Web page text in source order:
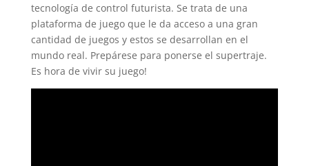
tecnología de control futurista. Se trata de una
plataforma de juego que le da acceso a una gran
cantidad de juegos y estos se desarrollan en el
mundo real. Prepárese para ponerse el supertraje.
Es hora de vivir su juego!